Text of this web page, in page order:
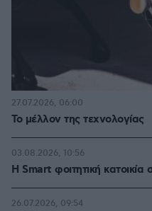
Το μέλλον της τεχνολογίας
27.07.2026, 06:00
Η Smart φοιτητική
03.08.2026, 10:56
26.07.2026, 09:54